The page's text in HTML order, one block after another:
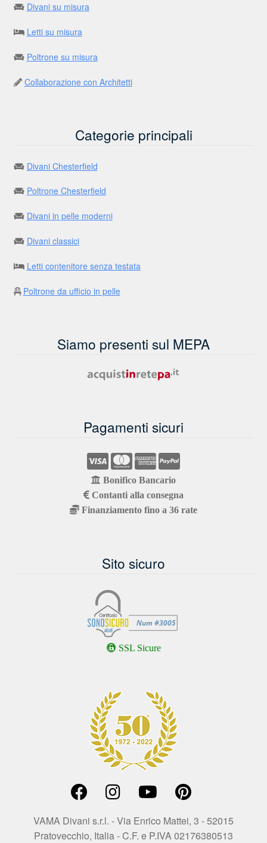
Divani su misura
Letti su misura
Poltrone su misura
Collaborazione con Architetti
Categorie principali
Divani Chesterfield
Poltrone Chesterfield
Divani in pelle moderni
Divani classici
Letti contenitore senza testata
Poltrone da ufficio in pelle
Siamo presenti sul MEPA
Pagamenti sicuri
Bonifico Bancario
Contanti alla consegna
Finanziamento fino a 36 rate
Sito sicuro
SSL Sicure
VAMA Divani s.r.l. - Via Enrico Mattei, 3 - 52015
Pratovecchio, Italia - C.F. e P.IVA 02176380513